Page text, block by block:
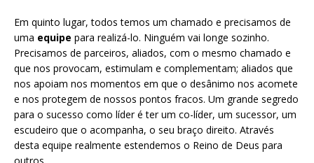
Em quinto lugar, todos temos um chamado e precisamos de
uma equipe para realizá-lo. Ninguém vai longe sozinho.
Precisamos de parceiros, aliados, com o mesmo chamado e
que nos provocam, estimulam e complementam; aliados que
nos apoiam nos momentos em que o desânimo nos acomete
e nos protegem de nossos pontos fracos. Um grande segredo
para o sucesso como líder é ter um co-líder, um sucessor, um
escudeiro que o acompanha, o seu braço direito. Através
desta equipe realmente estendemos o Reino de Deus para